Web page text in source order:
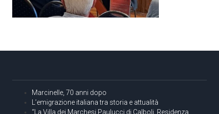
Marcinelle, 70 anni dopo
L’emigrazione italiana tra storia e attualità
“La Villa dei Marchesi Paulucci di Calboli, Residenza